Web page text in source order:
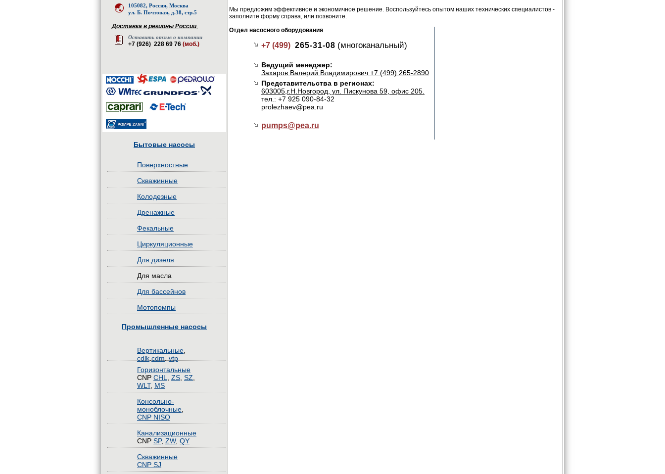
105082, Россия, Москва
ул. Б. Почтовая, д.38, стр.5
Доставка в регионы России,
Оставить отзыв о компании
+7 (926) 228 69 76 (моб.)
Бытовые насосы
Поверхностные
Скважинные
Колодезные
Дренажные
Фекальные
Циркуляционные
Для дизеля
Для масла
Для бассейнов
Мотопомпы
Промышленные насосы
Вертикальные
cdlk cdm vtp
Горизонтальные
CNP CHL ZS SZ
WLT, MS
Консольно-
моноблочные
CNP NISO
Канализационные
CNP SP, ZW, QY
Скважинные
CNP SJ
Мы предложим эффективное и экономичное решение. Воспользуйтесь опытом наших технических специалистов -
заполните форму справа, или позвоните.
Отдел насосного оборудования
+7 (499) 265-31-08 (многоканальный)
Ведущий менеджер:
Захаров Валерий Владимирович +7 (499) 265-2890
Представительства в регионах:
603005,г.Н.Новгород, ул. Пискунова 59, офис 205.
тел.: +7 925 090-84-32
prolezhaev@pea.ru
pumps@pea.ru